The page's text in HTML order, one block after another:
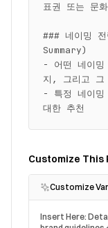
표권 또는 문
### 네이밍
Summary)
- 어떤 네이밍
지, 그리고 그
- 특정 네이밍
대한 추천
Customize This
Customize
Insert Here: